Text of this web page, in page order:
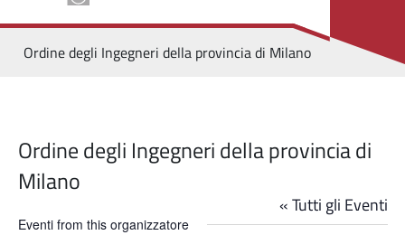
Ordine degli Ingegneri della provincia di Milano
Ordine degli Ingegneri della provincia di
Milano
« Tutti gli Eventi
Eventi from this organizzatore